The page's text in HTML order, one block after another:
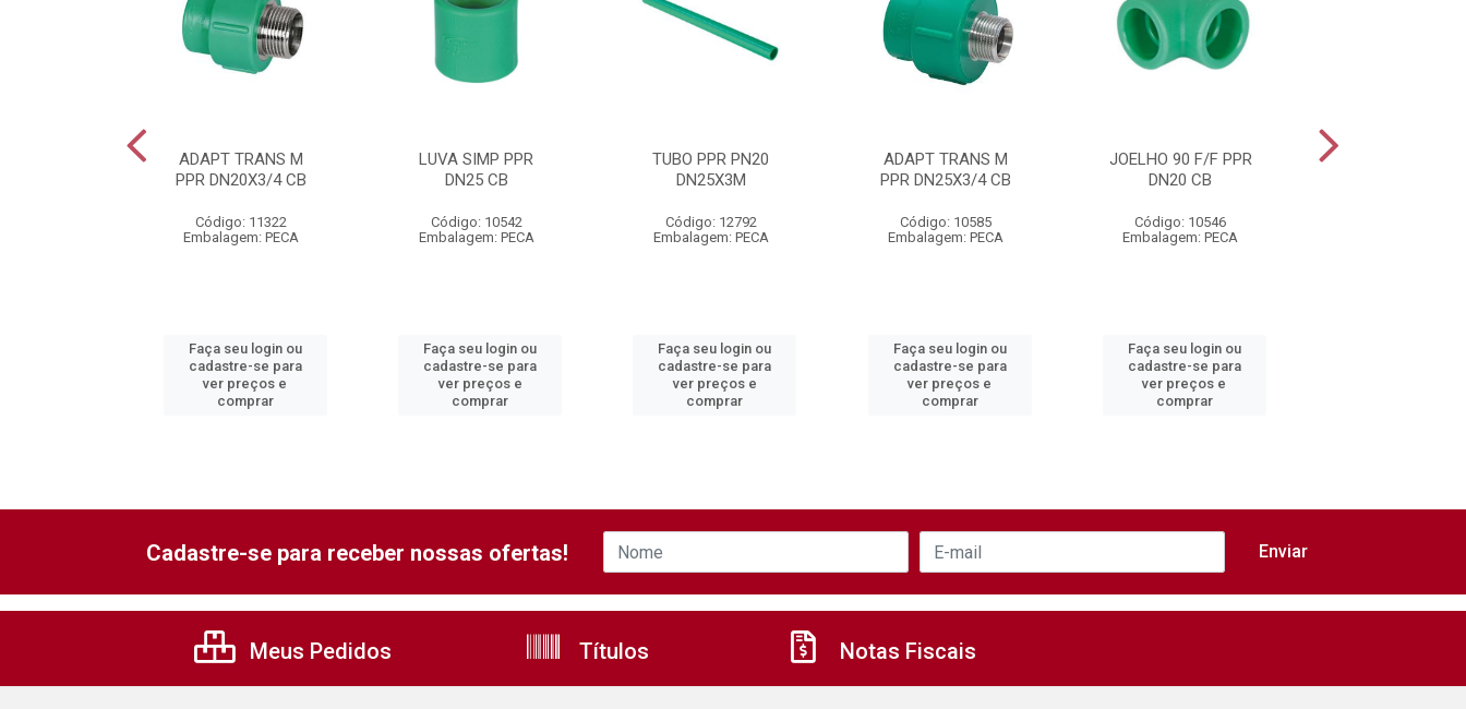
ADAPT TRANS M
PPR DN20X3/4 CB
Código: 11322
Embalagem: PECA
Faça seu login ou
cadastre-se para
ver preços e
comprar
LUVA SIMP PPR
DN25 CB
Código: 10542
Embalagem: PECA
Faça seu login ou
cadastre-se para
ver preços e
comprar
TUBO PPR PN20
DN25X3M
Código: 12792
Embalagem: PECA
Faça seu login ou
cadastre-se para
ver preços e
comprar
ADAPT TRANS M
PPR DN25X3/4 CB
Código: 10585
Embalagem: PECA
Faça seu login ou
cadastre-se para
ver preços e
comprar
JOELHO 90 F/F PPR
DN20 CB
Código: 10546
Embalagem: PECA
Faça seu login ou
cadastre-se para
ver preços e
comprar
Cadastre-se para receber nossas ofertas!
Meus Pedidos Títulos Notas Fiscais